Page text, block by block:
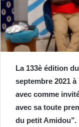
La 133è édition
septembre 2021
avec comme
avec sa toute
du petit Amidou’’.